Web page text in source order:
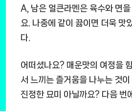
A, 남은 얼큰라멘은 육수와 면을
요. 나중에 같이 끓이면 더욱 맛
다.
어떠셨나요? 매운맛의 여정을
서 느끼는 즐거움을 나누는 것
진정한 묘미 아닐까요? 다음 번